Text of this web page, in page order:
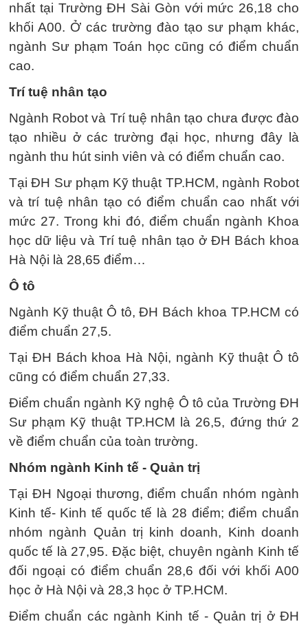
nhất tại Trường ĐH Sài Gòn với mức 26,18 cho
khối A00. Ở các trường đào tạo sư phạm khác,
ngành Sư phạm Toán học cũng có điểm chuẩn
cao.
Trí tuệ nhân tạo
Ngành Robot và Trí tuệ nhân tạo chưa được đào
tạo nhiều ở các trường đại học, nhưng đây là
ngành thu hút sinh viên và có điểm chuẩn cao.
Tại ĐH Sư phạm Kỹ thuật TP.HCM, ngành Robot
và trí tuệ nhân tạo có điểm chuẩn cao nhất với
mức 27. Trong khi đó, điểm chuẩn ngành Khoa
học dữ liệu và Trí tuệ nhân tạo ở ĐH Bách khoa
Hà Nội là 28,65 điểm…
Ô tô
Ngành Kỹ thuật Ô tô, ĐH Bách khoa TP.HCM có
điểm chuẩn 27,5.
Tại ĐH Bách khoa Hà Nội, ngành Kỹ thuật Ô tô
cũng có điểm chuẩn 27,33.
Điểm chuẩn ngành Kỹ nghệ Ô tô của Trường ĐH
Sư phạm Kỹ thuật TP.HCM là 26,5, đứng thứ 2
về điểm chuẩn của toàn trường.
Nhóm ngành Kinh tế - Quản trị
Tại ĐH Ngoại thương, điểm chuẩn nhóm ngành
Kinh tế- Kinh tế quốc tế là 28 điểm; điểm chuẩn
nhóm ngành Quản trị kinh doanh, Kinh doanh
quốc tế là 27,95. Đặc biệt, chuyên ngành Kinh tế
đối ngoại có điểm chuẩn 28,6 đối với khối A00
học ở Hà Nội và 28,3 học ở TP.HCM.
Điểm chuẩn các ngành Kinh tế - Quản trị ở ĐH